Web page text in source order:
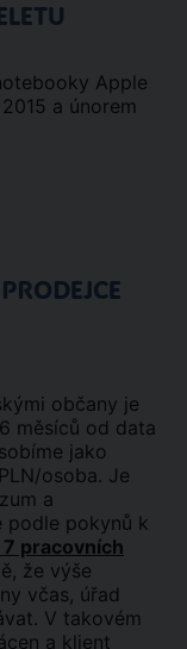
Apple
a únorem
občany je
měsíců od data
jako
osoba. Je
a
podle pokynů k
pracovních
že výše
včas, úřad
V takovém
a klient